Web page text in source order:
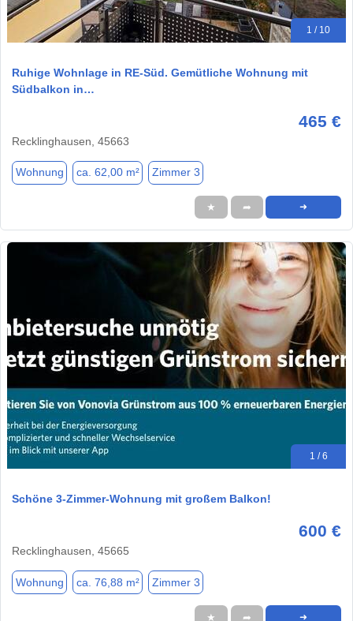
1 / 10
Ruhige Wohnlage in RE-Süd. Gemütliche Wohnung mit
Südbalkon in…
465 €
Recklinghausen, 45663
Wohnung ca. 62,00 m² Zimmer 3
★ ➦ ➜
1 / 6
Schöne 3-Zimmer-Wohnung mit großem Balkon!
600 €
Recklinghausen, 45665
Wohnung ca. 76,88 m² Zimmer 3
★ ➦ ➜